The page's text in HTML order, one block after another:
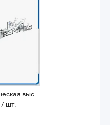
Полностью автоматическая высокоскоростная машина для производства пузырьковых конвертов с ламинированием и запечатыванием
/ шт.